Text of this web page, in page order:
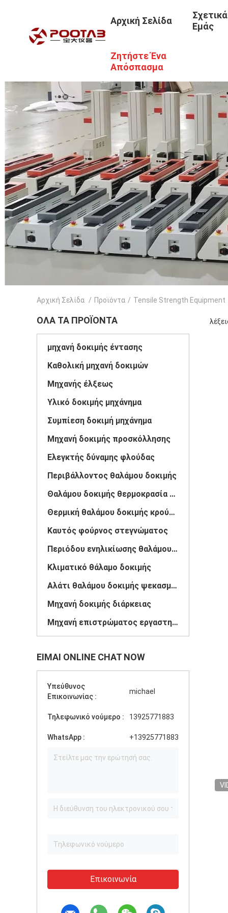
Αρχική Σελίδα
Εμάς
Ζητήστε Ένα
Απόσπασμα
Αρχική Σελίδα / Προϊόντα / Tensile Strength Equipment
ΌΛΑ ΤΑ ΠΡΟΪΌΝΤΑ
μηχανή δοκιμής έντασης
Καθολική μηχανή δοκιμών
Μηχανής έλξεως
Υλικό δοκιμής μηχάνημα
Συμπίεση δοκιμή μηχάνημα
Μηχανή δοκιμής προσκόλλησης
Ελεγκτής δύναμης φλούδας
Περιβάλλοντος θαλάμου δοκιμής
Θαλάμου δοκιμής θερμοκρασία υγρασία
Θερμική θαλάμου δοκιμής κρούσης
Καυτός φούρνος στεγνώματος
Περιόδου ενηλικίωσης θαλάμου δοκιμής
Κλιματικό θάλαμο δοκιμής
Αλάτι θαλάμου δοκιμής ψεκασμού
Μηχανή δοκιμής διάρκειας
Μηχανή επιστρώματος εργαστηρίων
ΕΊΜΑΙ ONLINE CHAT NOW
Υπεύθυνος
Επικοινωνίας :
michael
Τηλεφωνικό νούμερο : 13925771883
WhatsApp : +13925771883
Επικοινωνία